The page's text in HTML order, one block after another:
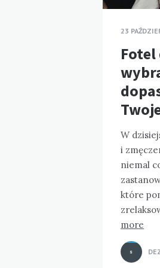
23
Fotel
W
i
niemal
które
more